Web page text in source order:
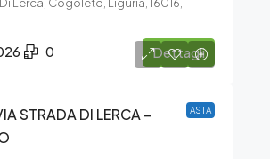
0 Dettagli
ASTA
STRADA DI LERCA –